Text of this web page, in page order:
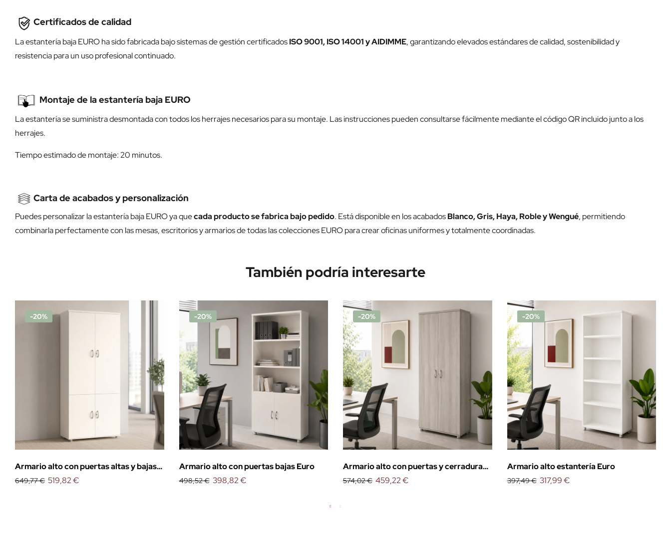
Certificados de calidad
La estantería baja EURO ha sido fabricada bajo sistemas de gestión certificadosISO 9001, ISO 14001 y AIDIMME, garantizando elevados estándares de calidad, sostenibilidad y
resistencia para un uso profesional continuado.
Montaje de la estantería baja EURO
La estantería se suministra desmontada con todos los herrajes necesarios para su montaje. Las instrucciones pueden consultarse fácilmente mediante el código QR incluido junto a los
herrajes.
Tiempo estimado de montaje: 20 minutos.
Carta de acabados y personalización
Puedes personalizar la estantería baja EURO ya quecada producto se fabrica bajo pedido. Está disponible en los acabadosBlanco, Gris, Haya, Roble y Wengué, permitiendo
combinarla perfectamente con las mesas, escritorios y armarios de todas las colecciones EURO para crear oficinas uniformes y totalmente coordinadas.
También podría interesarte
-20%
Armario alto con puertas altas y bajas
Euro
649,77 € 519,82 €
-20%
Armario alto con puertas bajas Euro
498,52 € 398,82 €
-20%
Armario alto con puertas y cerradura
Euro
574,02 € 459,22 €
-20%
Armario alto estantería Euro
397,49 € 317,99 €